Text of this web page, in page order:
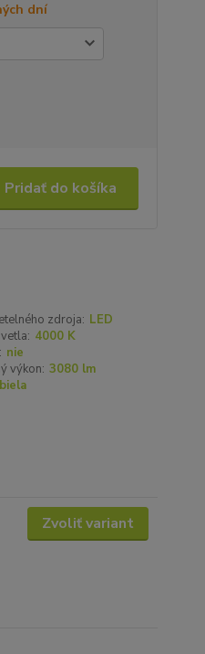
dní
Pridať do košíka
zdroja: LED
4000 K
nie
výkon: 3080 lm
biela
Zvoliť variant